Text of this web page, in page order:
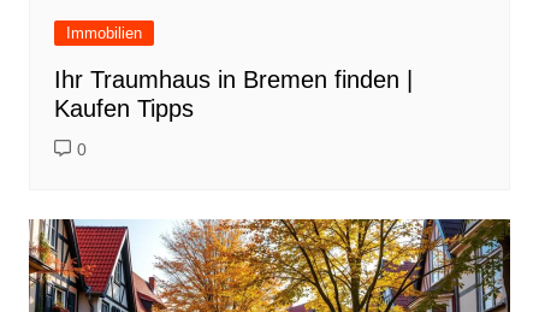
Immobilien
Ihr Traumhaus in Bremen finden |
Kaufen Tipps
0